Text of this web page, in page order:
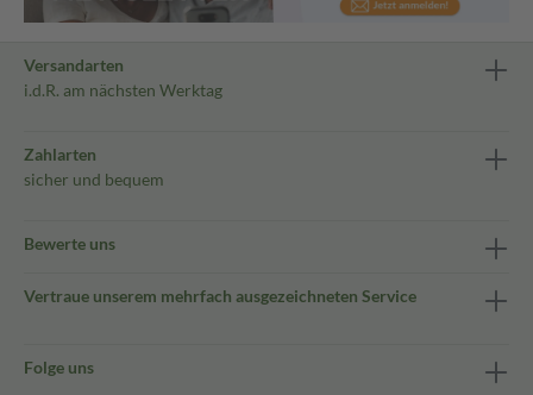
Versandarten
i.d.R. am nächsten Werktag
Zahlarten
sicher und bequem
Bewerte uns
Vertraue unserem mehrfach ausgezeichneten Service
Folge uns